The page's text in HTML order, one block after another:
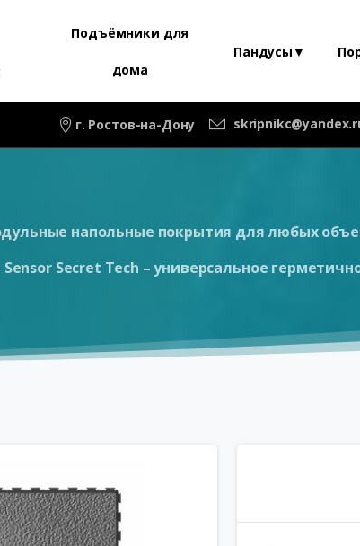
Подъёмники для
дома
Пандусы▼
г. Ростов-на-Дону
напольные покрытия для любых
Sensor Secret Tech – универсальное